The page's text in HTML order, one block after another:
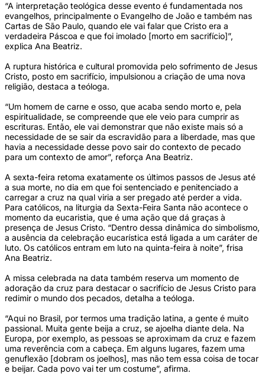
“A interpretação teológica desse evento é fundamentada nos
evangelhos, principalmente o Evangelho de João e também nas
Cartas de São Paulo, quando ele vai falar que Cristo era a
verdadeira Páscoa e que foi imolado [morto em sacrifício]”,
explica Ana Beatriz.
A ruptura histórica e cultural promovida pelo sofrimento de Jesus
Cristo, posto em sacrifício, impulsionou a criação de uma nova
religião, destaca a teóloga.
“Um homem de carne e osso, que acaba sendo morto e, pela
espiritualidade, se compreende que ele veio para cumprir as
escrituras. Então, ele vai demonstrar que não existe mais só a
necessidade de se sair da escravidão para a liberdade, mas que
havia a necessidade desse povo sair do contexto de pecado
para um contexto de amor”, reforça Ana Beatriz.
A sexta-feira retoma exatamente os últimos passos de Jesus até
a sua morte, no dia em que foi sentenciado e penitenciado a
carregar a cruz na qual viria a ser pregado até perder a vida.
Para católicos, na liturgia da Sexta-Feira Santa não acontece o
momento da eucaristia, que é uma ação que dá graças à
presença de Jesus Cristo. “Dentro dessa dinâmica do simbolismo,
a ausência da celebração eucarística está ligada a um caráter de
luto. Os católicos entram em luto na quinta-feira à noite”, frisa
Ana Beatriz.
A missa celebrada na data também reserva um momento de
adoração da cruz para destacar o sacrifício de Jesus Cristo para
redimir o mundo dos pecados, detalha a teóloga.
“Aqui no Brasil, por termos uma tradição latina, a gente é muito
passional. Muita gente beija a cruz, se ajoelha diante dela. Na
Europa, por exemplo, as pessoas se aproximam da cruz e fazem
uma reverência com a cabeça. Em alguns lugares, fazem uma
genuflexão [dobram os joelhos], mas não tem essa coisa de tocar
e beijar. Cada povo vai ter um costume”, afirma.